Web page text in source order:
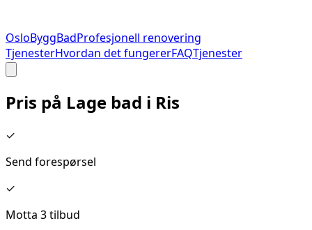
OsloByggBadProfesjonell renovering
TjenesterHvordan det fungererFAQTjenester
Pris på Lage bad i Ris
✓
Send forespørsel
✓
Motta 3 tilbud